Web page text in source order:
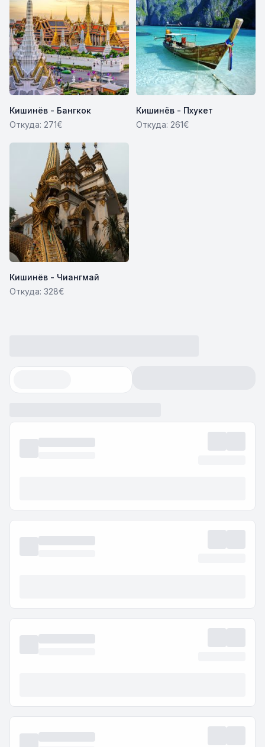
Кишинёв - Бангкок
Откуда: 271€
Кишинёв - Пхукет
Откуда: 261€
Кишинёв - Чиангмай
Откуда: 328€